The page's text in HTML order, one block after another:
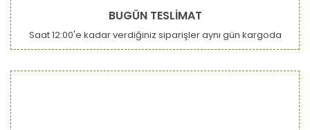
BUGÜN TESLİMAT
Saat 12:00'e kadar verdiğiniz siparişler aynı gün kargoda